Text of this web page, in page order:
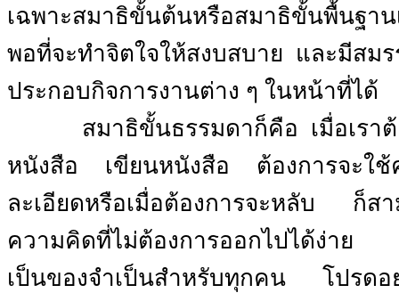
เฉพาะสมาธิขั้นต้นหรือสมาธิขั้นพื้นฐา
พอที่จะทำจิตใจให้สงบสบาย และมีสม
ประกอบกิจการงานต่าง ๆ ในหน้าที่ได้
สมาธิขั้นธรรมดาก็คือ
เมื่อเรา
หนังสือ
เขียนหนังสือ
ต้องการจะใ
ละเอียดหรือเมื่อต้องการจะหลับ
ก็ส
ความคิดที่ไม่ต้องการออกไปได้ง่าย
เป็นของจำเป็นสำหรับทุกคน
โปรดอ